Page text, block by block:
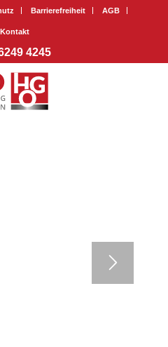
Barrierefreiheit AGB
Kontakt
4245